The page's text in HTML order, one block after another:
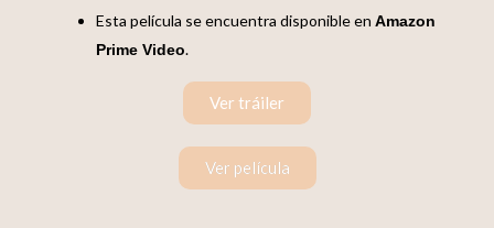
Esta película se encuentra disponible en Amazon
Prime Video.
Ver tráiler
Ver película